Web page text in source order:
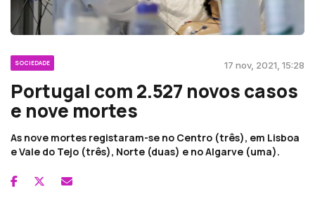
SOCIEDADE 17 nov, 2021, 15:28
Portugal com 2.527 novos casos
e nove mortes
As nove mortes registaram-se no Centro (três), em Lisboa
e Vale do Tejo (três), Norte (duas) e no Algarve (uma).